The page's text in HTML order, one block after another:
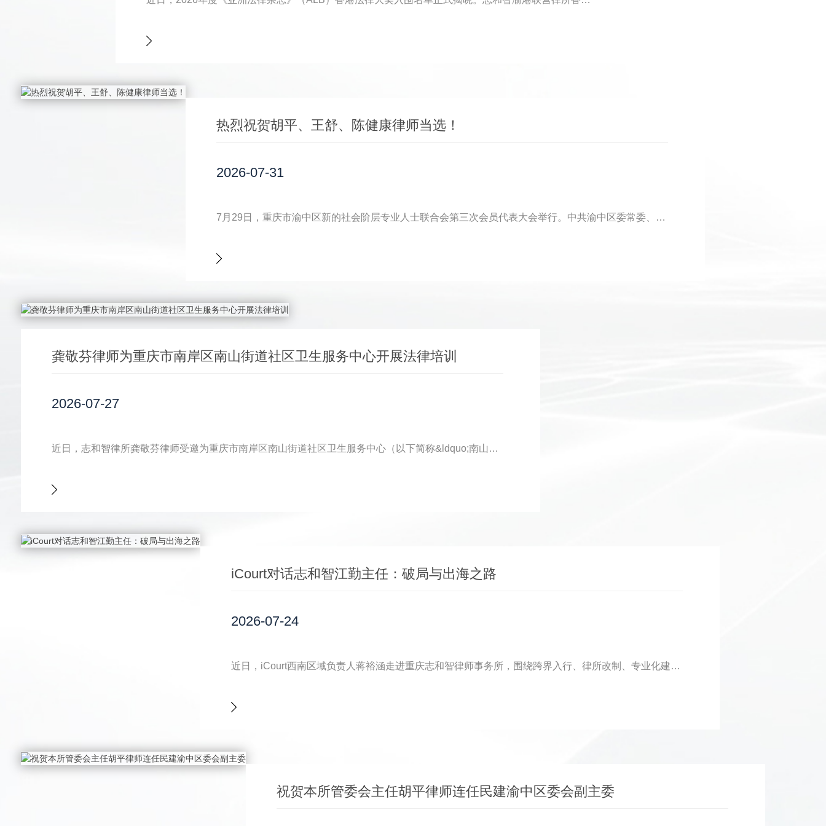
热烈祝贺胡平、王舒、陈健康律师当选！
2026-07-31
7月29日，重庆市渝中区新的社会阶层专业人士联合会第三次会员代表大会举行。中共渝中区委常委、统战部部长李
龚敬芬律师为重庆市南岸区南山街道社区卫生服务中心开展法律培训
2026-07-27
近日，志和智律所龚敬芬律师受邀为重庆市南岸区南山街道社区卫生服务中心（以下简称&ldquo;南山中心&rdquo;）开展
iCourt对话志和智江勤主任：破局与出海之路
2026-07-24
近日，iCourt西南区域负责人蒋裕涵走进重庆志和智律师事务所，围绕跨界入行、律所改制、专业化建设与海外布局与
祝贺本所管委会主任胡平律师连任民建渝中区委会副主委